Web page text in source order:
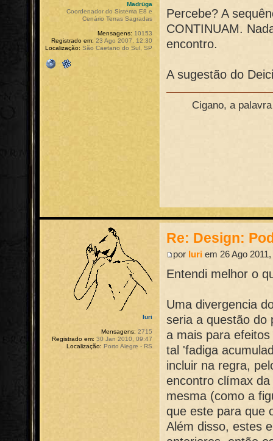
Percebe? A
CONTINUAM.
encontro.
A sugestão do
Cigano, a
Madrüga
Coordenador do Sistema E8 e
Cenário Terras Sagradas
Mensagens: 10153
Registrado em: 23 Ago 2007, 12:30
Localização: São Caetano do Sul, SP
Re: Design:
por Iuri em 26 Ago
Entendi melhor o
Uma divergencia
seria a questão do
a mais para
tal 'fadiga
incluir na regra,
encontro clímax
mesma (como a
que este para que
Além disso, estes
Iuri
Mensagens: 2715
Registrado em: 30 Jan 2010, 09:47
Localização: Porto Alegre - RS